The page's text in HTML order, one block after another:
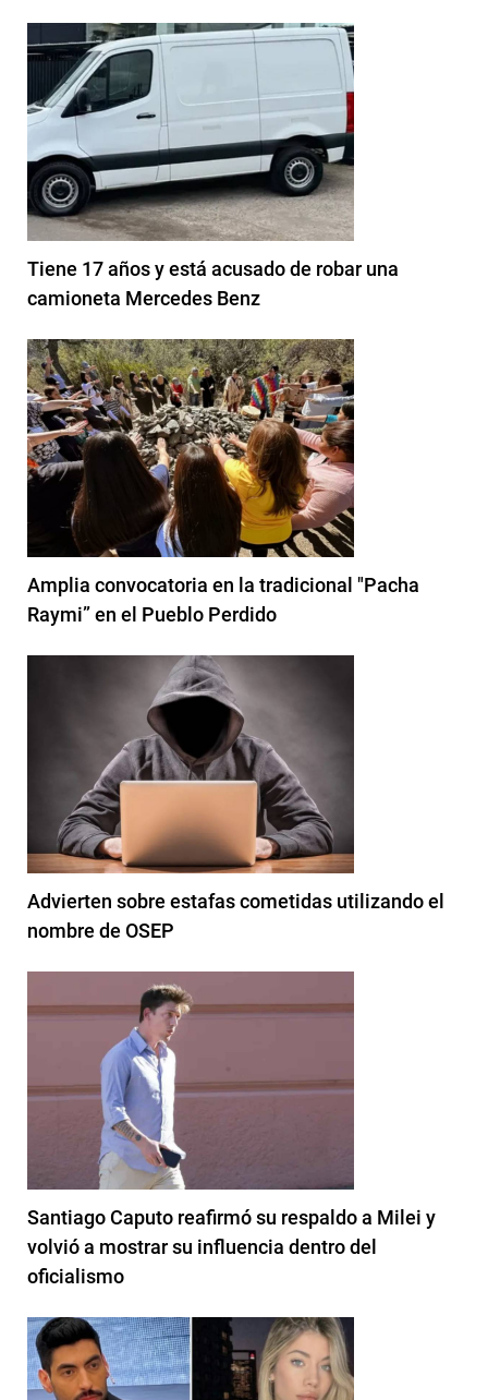
Tiene 17 años y está acusado de robar una
camioneta Mercedes Benz
Amplia convocatoria en la tradicional "Pacha
Raymi” en el Pueblo Perdido
Advierten sobre estafas cometidas utilizando el
nombre de OSEP
Santiago Caputo reafirmó su respaldo a Milei y
volvió a mostrar su influencia dentro del
oficialismo